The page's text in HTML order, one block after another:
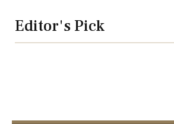
Editor's Pick